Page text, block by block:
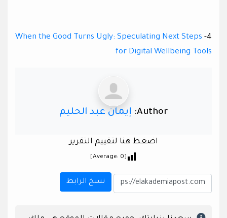
4-
When the Good Turns Ugly: Speculating Next Steps
for Digital Wellbeing Tools
Author: إيمان عبد الحليم
اضغط هنا لتقييم التقرير
[Average:
0
]
نسخ الرابط